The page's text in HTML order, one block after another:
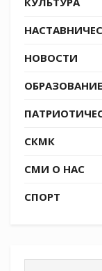
НОВОСТИ
ОБРАЗОВАНИЕ
СКМК
СМИ О НАС
СПОРТ